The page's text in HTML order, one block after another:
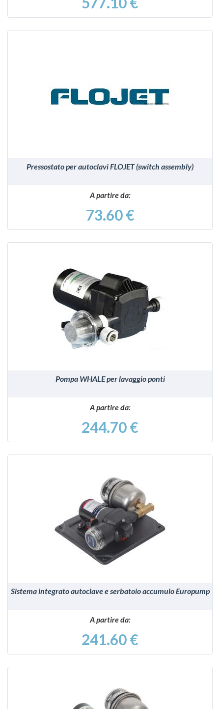
VEDI
Pressostato per autoclavi FLOJET (switch assembly)
A partire da:
73.60 €
VEDI
Pompa WHALE per lavaggio ponti
A partire da:
244.70 €
VEDI
Sistema integrato autoclave e serbatoio accumulo Europump
A partire da:
241.60 €